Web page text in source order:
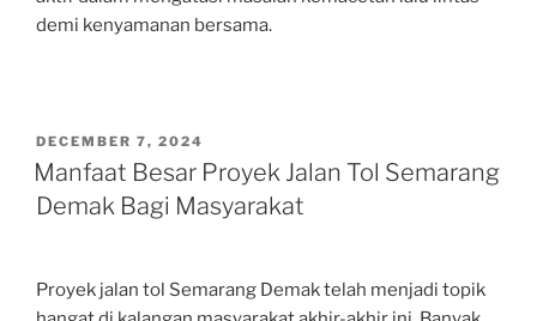
demi kenyamanan bersama.
POSTED
ON
DECEMBER 7, 2024
Manfaat Besar Proyek Jalan Tol Semarang
Demak Bagi Masyarakat
Proyek jalan tol Semarang Demak telah menjadi topik